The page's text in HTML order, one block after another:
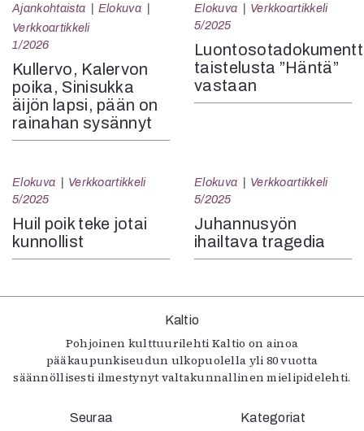
Ajankohtaista
Elokuva
Verkkoartikkeli
1/2026
Kullervo, Kalervon
poika, Sinisukka
äijön lapsi, pään on
rainahan sysännyt
Elokuva
Verkkoartikkeli
5/2025
taistelusta ”Häntä”
vastaan
Elokuva
Verkkoartikkeli
5/2025
Huil poik teke jotai
kunnollist
Elokuva
Verkkoartikkeli
5/2025
Juhannusyön
ihailtava tragedia
Kaltio
Pohjoinen kulttuurilehti Kaltio on ainoa
pääkaupunkiseudun ulkopuolella yli 80 vuotta
säännöllisesti ilmestynyt valtakunnallinen mielipidelehti.
Seuraa Kategoriat